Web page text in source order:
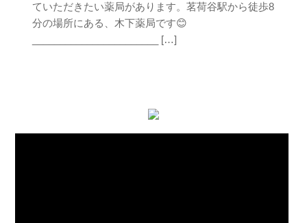
ていただきたい薬局があります。茗荷谷駅から徒歩8
分の場所にある、木下薬局です😊
_______________________ […]